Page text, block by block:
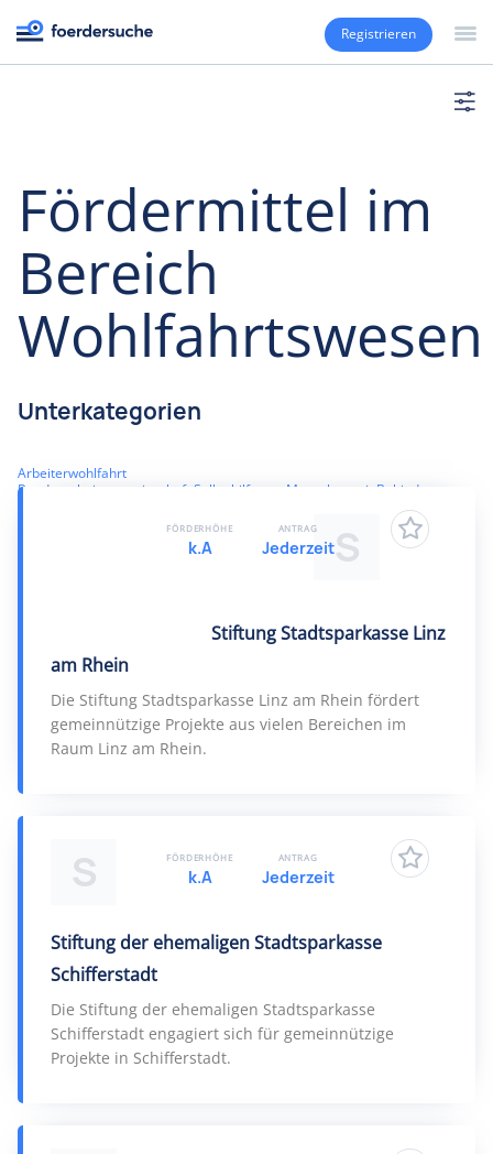
Registrieren
Fördermittel im
Bereich
Wohlfahrtswesen
Unterkategorien
Arbeiterwohlfahrt
Bundesarbeitsgemeinschaft Selbsthilfe von Menschen mit Behinderung un
Deutscher Blinden- und Sehbehindertenverband
Verband deutscher Wohltätigkeitsstiftungen
Arbeiter-Samariter-Bund Deutschland
S
Stiftung Stadtsparkasse Linz
am Rhein
Die Stiftung Stadtsparkasse Linz am Rhein fördert
gemeinnützige Projekte aus vielen Bereichen im
Raum Linz am Rhein.
FÖRDERHÖHE
k.A
ANTRAG
Jederzeit
S
Stiftung der ehemaligen Stadtsparkasse
Schifferstadt
Die Stiftung der ehemaligen Stadtsparkasse
Schifferstadt engagiert sich für gemeinnützige
Projekte in Schifferstadt.
FÖRDERHÖHE
k.A
ANTRAG
Jederzeit